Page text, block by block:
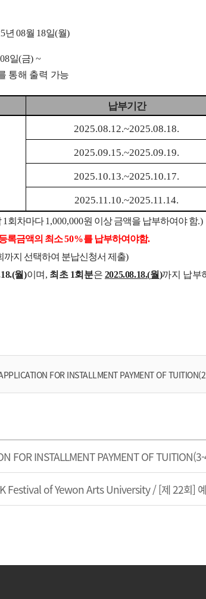
년 08월 18일(월)
08일(금) ~
통해 출력 가능
납부기 간
2025.08.12.~2025.08.18.
2025.09.15.~2025.09.19.
2025.10.13.~2025.10.17.
2025.11.10.~2025.11.14.
1 회차마다1,000,000원 이상 금액을 납부하여야 함.)
록금액의 최소50%를 납부하여야함.
까지 선택하여 분납신청서 제출)
월)이며 , 최초 1회분은 2025.08.18.(월)까지 납부
FOR INSTALLMENT PAYMENT OF
FOR INSTALLMENT PAYMENT OF
Festival of Yewon Arts University / [제 22회]